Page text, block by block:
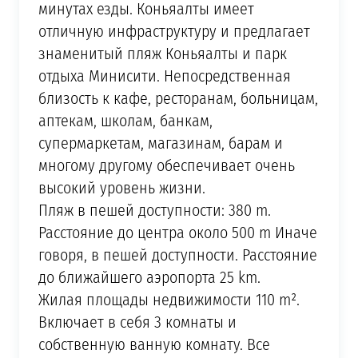
минутах езды. Коньяалты имеет
отличную инфраструктуру и предлагает
знаменитый пляж Коньяалты и парк
отдыха Минисити. Непосредственная
близость к кафе, ресторанам, больницам,
аптекам, школам, банкам,
супермаркетам, магазинам, барам и
многому другому обеспечивает очень
высокий уровень жизни.
Пляж в пешей доступности: 380 m.
Расстояние до центра около 500 m Иначе
говоря, в пешей доступности. Расстояние
до ближайшего аэропорта 25 km.
Жилая площады недвижимости 110 m².
Включает в себя 3 комнаты и
собственную ванную комнату. Все